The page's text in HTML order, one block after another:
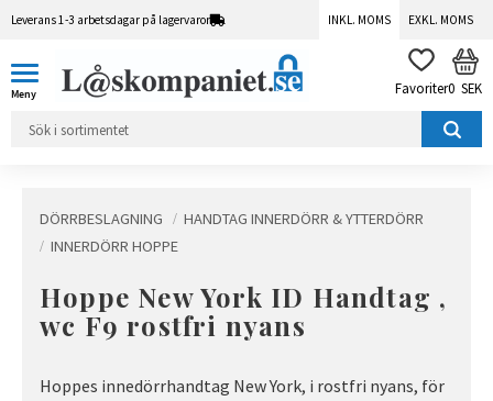
Leverans 1-3 arbetsdagar på lagervaror INKL. MOMS EXKL. MOMS
FAVORITER
0 SEK
DÖRRBESLAGNING
HANDTAG INNERDÖRR & YTTERDÖRR
INNERDÖRR HOPPE
Hoppe New York ID Handtag ,
wc F9 rostfri nyans
Hoppes innedörrhandtag New York, i rostfri nyans, för